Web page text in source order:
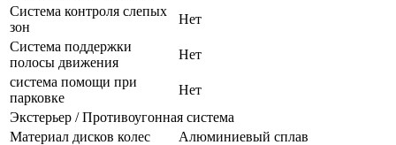
Система контроля слепых
зон
Нет
Система поддержки
полосы движения
Нет
система помощи при
парковке
Нет
Экстерьер / Противоугонная система
Материал дисков колес
Алюминиевый сплав